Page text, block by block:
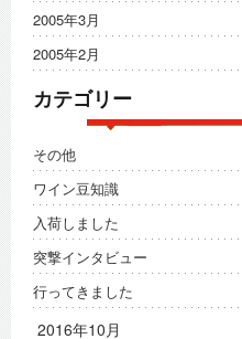
2005年3月
2005年2月
カテゴリー
その他
ワイン豆知識
入荷しました
突撃インタビュー
行ってきました
2016年10月